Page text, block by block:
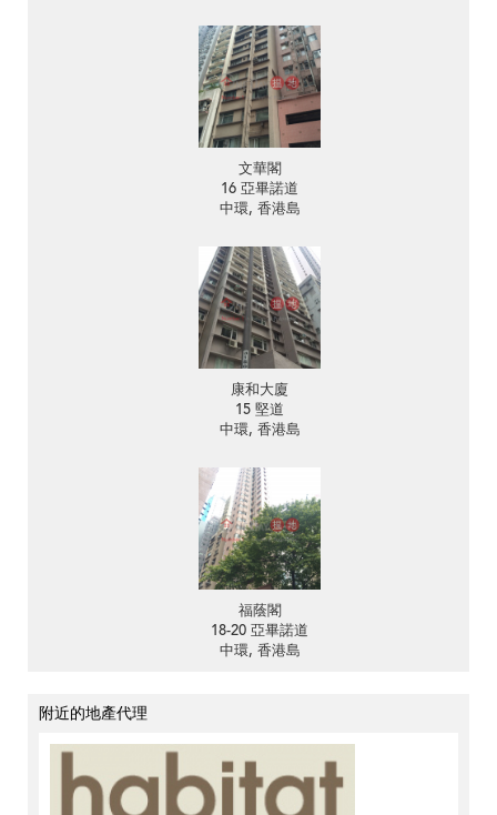
文華閣
16 亞畢諾道
中環, 香港島
康和大廈
15 堅道
中環, 香港島
福蔭閣
18-20 亞畢諾道
中環, 香港島
附近的地產代理